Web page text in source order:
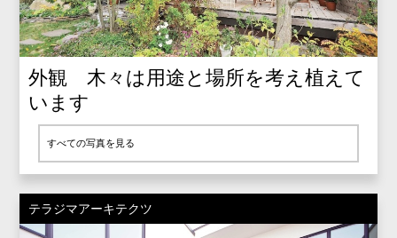
外観 木々は用途と場所を考え植えて
います
すべての写真を見る
テラジマアーキテクツ